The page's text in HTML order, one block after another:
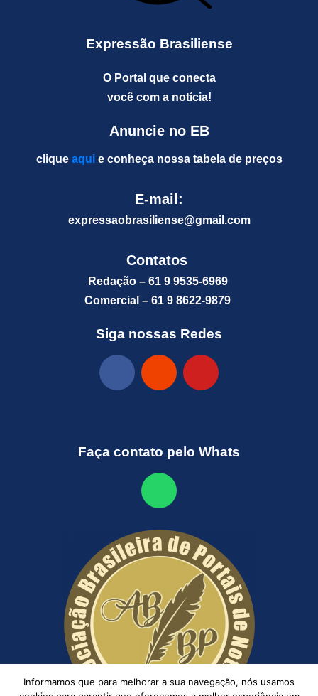
Expressão Brasiliense
O Portal que conecta
você com a notícia!
Anuncie no EB
clique aquie conheça nossa tabela de preços
E-mail:
expressaobrasiliense@gmail.com
Contatos
Redação – 61 9 9535-6969
Comercial – 61 9 8622-9879
Siga nossas Redes
Faça contato pelo Whats
Informamos que para melhorar a sua navegação, nós usamos